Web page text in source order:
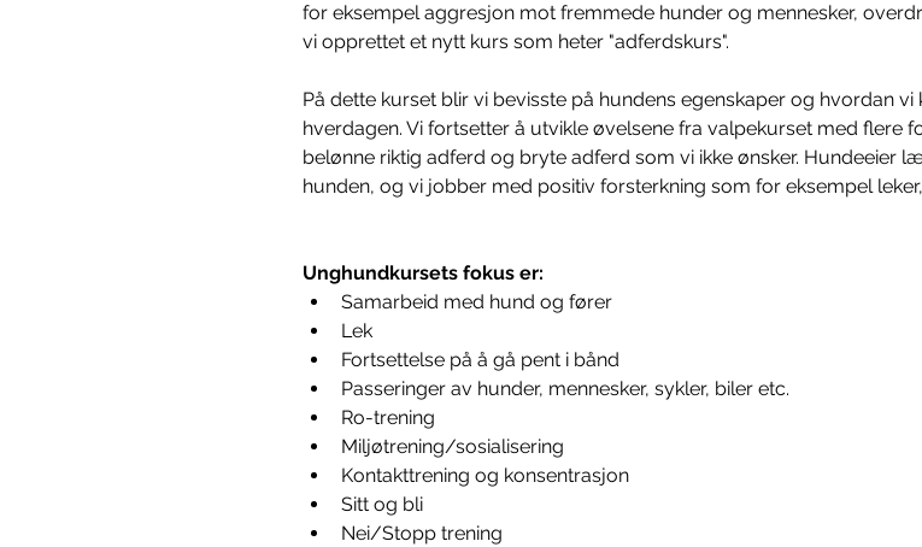
for eksempel aggresjon mot fremmede hunder og mennesker,
vi opprettet et nytt kurs som heter "adferdskurs".
På dette kurset blir vi bevisste på hundens egenskaper og hvordan
hverdagen. Vi fortsetter å utvikle øvelsene fra valpekurset med flere
belønne riktig adferd og bryte adferd som vi ikke ønsker. Hundeeier
hunden, og vi jobber med positiv forsterkning som for eksempel
Unghundkursets fokus er:
Samarbeid med hund og fører
Lek
Fortsettelse på å gå pent i bånd
Passeringer av hunder, mennesker, sykler, biler etc.
Ro-trening
Miljøtrening/sosialisering
Kontakttrening og konsentrasjon
Sitt og bli
Nei/Stopp trening